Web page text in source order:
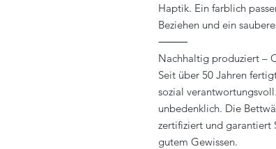
Haptik. Ein farblich
Beziehen und ein
⸻
Nachhaltig produziert –
Seit über 50 Jahren
sozial
unbedenklich. Die
zertifiziert und garantiert
gutem Gewissen.